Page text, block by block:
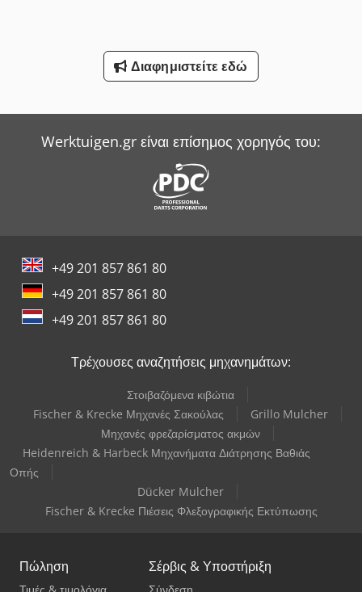
Διαφημιστείτε εδώ
Werktuigen.gr είναι επίσημος χορηγός του:
+49 201 857 861 80
+49 201 857 861 80
+49 201 857 861 80
Τρέχουσες αναζητήσεις μηχανημάτων:
Στοιβαζόμενα κιβώτια
Fischer & Krecke Μηχανές Σακούλας
Grillo Mulcher
Μηχανές φρεζαρίσματος ακμών
Heidenreich & Harbeck Μηχανήματα Διάτρησης Βαθιάς
Οπής
Dücker Mulcher
Fischer & Krecke Πιέσεις Φλεξογραφικής Εκτύπωσης
Πώληση Σέρβις & Υποστήριξη